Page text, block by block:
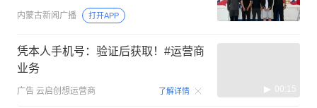
内蒙古新闻广播 打开APP
凭本人手机号：验证后获取！#运营商
业务
广告 云启创想运营商 了解详情 00:15